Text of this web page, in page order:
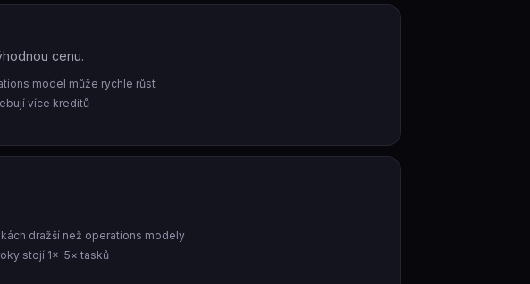
cenu.
model může rychle růst
více kreditů
dražší než operations modely
stojí 1×–5× tasků